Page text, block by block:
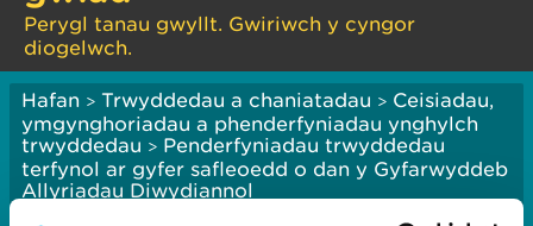
Perygl tanau gwyllt. Gwiriwch y cyngor
diogelwch.
Hafan > Trwyddedau a chaniatadau > Ceisiadau,
ymgynghoriadau a phenderfyniadau ynghylch
trwyddedau > Penderfyniadau trwyddedau
terfynol ar gyfer safleoedd o dan y Gyfarwyddeb
Allyriadau Diwydiannol